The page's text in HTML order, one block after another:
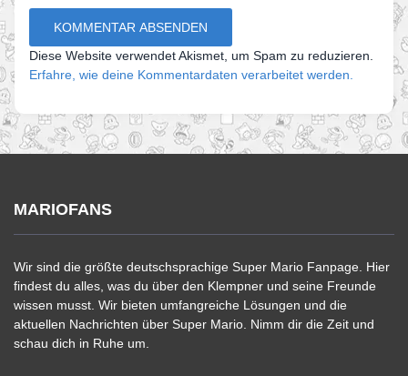
Diese Website verwendet Akismet, um Spam zu reduzieren.
Erfahre, wie deine Kommentardaten verarbeitet werden.
MARIOFANS
Wir sind die größte deutschsprachige Super Mario Fanpage. Hier
findest du alles, was du über den Klempner und seine Freunde
wissen musst. Wir bieten umfangreiche Lösungen und die
aktuellen Nachrichten über Super Mario. Nimm dir die Zeit und
schau dich in Ruhe um.